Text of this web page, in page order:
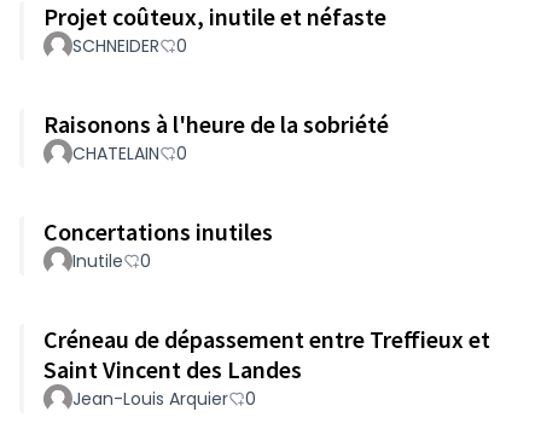
Projet coûteux, inutile et néfaste
SCHNEIDER 0
Raisonons à l'heure de la sobriété
CHATELAIN 0
Concertations inutiles
Inutile 0
Créneau de dépassement entre Treffieux et
Saint Vincent des Landes
Jean-Louis Arquier 0